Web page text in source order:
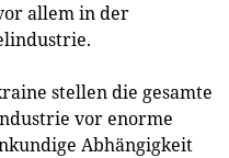
allem in der
stellen die gesamte
vor enorme
Abhängigkeit